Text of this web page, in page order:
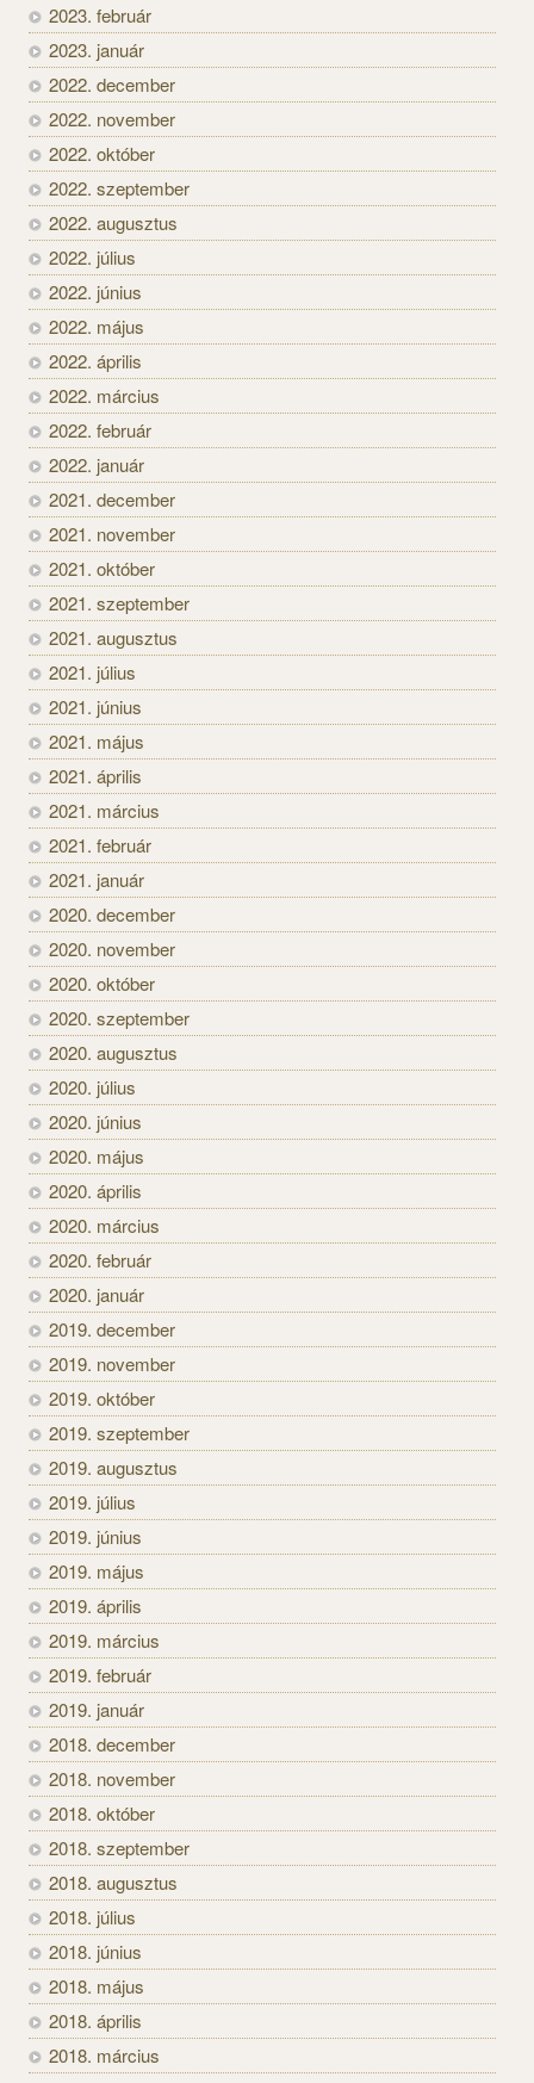
2023. február
2023. január
2022. december
2022. november
2022. október
2022. szeptember
2022. augusztus
2022. július
2022. június
2022. május
2022. április
2022. március
2022. február
2022. január
2021. december
2021. november
2021. október
2021. szeptember
2021. augusztus
2021. július
2021. június
2021. május
2021. április
2021. március
2021. február
2021. január
2020. december
2020. november
2020. október
2020. szeptember
2020. augusztus
2020. július
2020. június
2020. május
2020. április
2020. március
2020. február
2020. január
2019. december
2019. november
2019. október
2019. szeptember
2019. augusztus
2019. július
2019. június
2019. május
2019. április
2019. március
2019. február
2019. január
2018. december
2018. november
2018. október
2018. szeptember
2018. augusztus
2018. július
2018. június
2018. május
2018. április
2018. március